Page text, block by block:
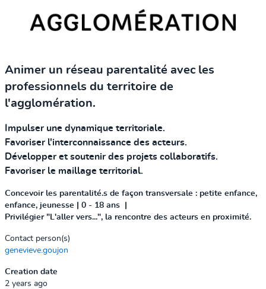
Animer un réseau parentalité avec les
professionnels du territoire de
l'agglomération.
Impulser une dynamique territoriale.
Favoriser l'interconnaissance des acteurs.
Développer et soutenir des projets collaboratifs.
Favoriser le maillage territorial.
Concevoir les parentalité.s de façon transversale : petite enfance,
enfance, jeunesse | 0 - 18 ans |
Privilégier "L'aller vers...", la rencontre des acteurs en proximité.
Contact person(s)
genevieve.goujon
Creation date
2 years ago